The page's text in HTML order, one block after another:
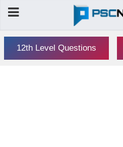
12th Level Questions